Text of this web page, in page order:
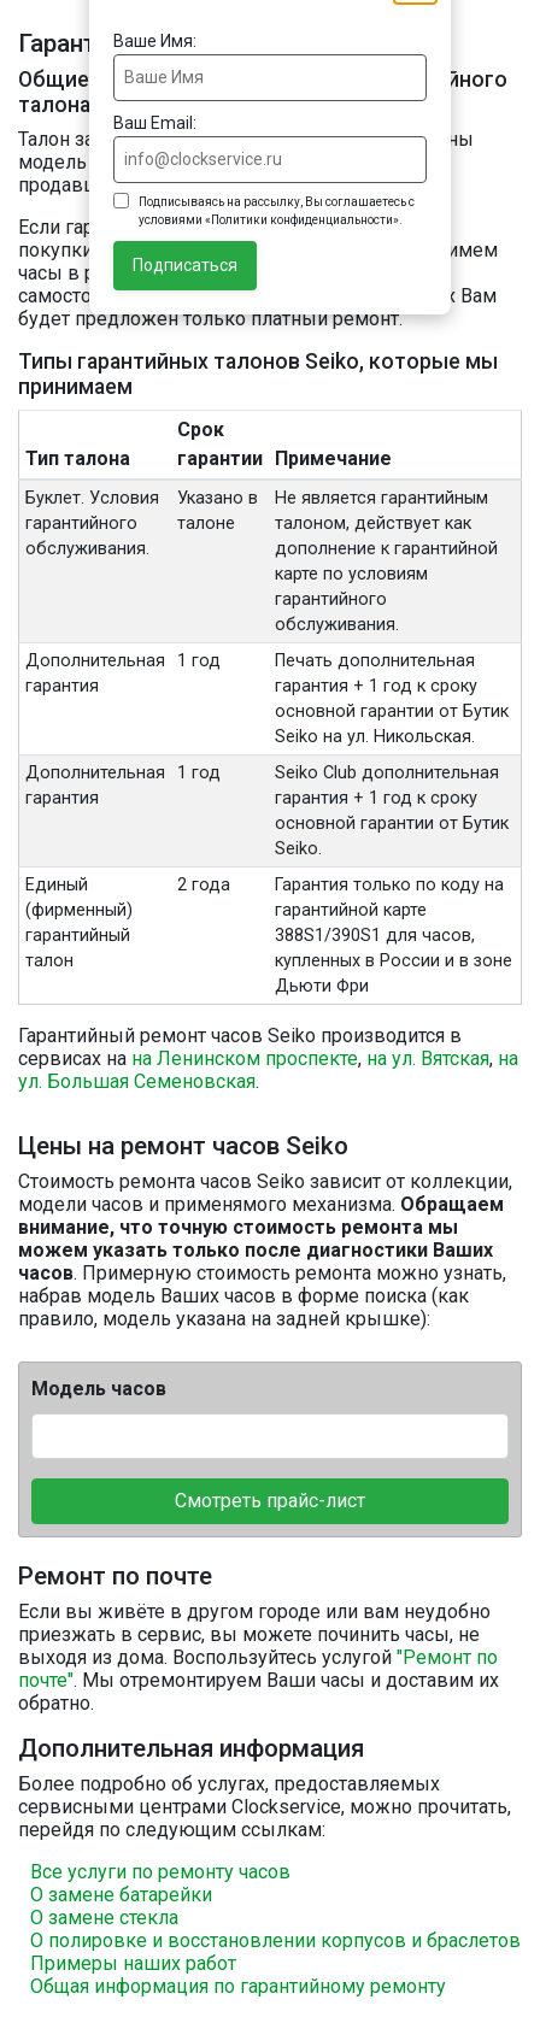
Ваше Имя:
Ваш Email:
Подписываясь на рассылку, Вы соглашаетесь с
условиями «Политики конфиденциальности».
Подписаться
Гарантийный ремонт часов Seiko
Общие требования к заполнению гарантийного
талона/инструкции/пластиковой карты
Талон заполнен корректно, если в талоне указаны
модель часов (референс), дата продажи, печать
продавца.
Если гарантия не заполнена, но есть чек с датой
покупки и референсом модели часов, то мы примем
часы в ремонт, заполнив гарантийный талон
самостоятельно. К сожалению, в других случаях Вам
будет предложен только платный ремонт.
Типы гарантийных талонов Seiko, которые мы
принимаем
Тип талона
Срок
гарантии Примечание
Буклет. Условия
гарантийного
обслуживания.
Указано в
талоне
Не является гарантийным
талоном, действует как
дополнение к гарантийной
карте по условиям
гарантийного
обслуживания.
Дополнительная
гарантия
1 год
Печать дополнительная
гарантия + 1 год к сроку
основной гарантии от Бутик
Seiko на ул. Никольская.
Дополнительная
гарантия
1 год
Seiko Club дополнительная
гарантия + 1 год к сроку
основной гарантии от Бутик
Seiko.
Единый
(фирменный)
гарантийный
талон
2 года
Гарантия только по коду на
гарантийной карте
388S1/390S1 для часов,
купленных в России и в зоне
Дьюти Фри
Гарантийный ремонт часов Seiko производится в
сервисах на на Ленинском проспекте, на ул. Вятская, на
ул. Большая Семеновская.
Цены на ремонт часов Seiko
Стоимость ремонта часов Seiko зависит от коллекции,
модели часов и применямого механизма. Обращаем
внимание, что точную стоимость ремонта мы
можем указать только после диагностики Ваших
часов. Примерную стоимость ремонта можно узнать,
набрав модель Ваших часов в форме поиска (как
правило, модель указана на задней крышке):
Модель часов
Смотреть прайс-лист
Ремонт по почте
Если вы живёте в другом городе или вам неудобно
приезжать в сервис, вы можете починить часы, не
выходя из дома. Воспользуйтесь услугой "Ремонт по
почте". Мы отремонтируем Ваши часы и доставим их
обратно.
Дополнительная информация
Более подробно об услугах, предоставляемых
сервисными центрами Clockservice, можно прочитать,
перейдя по следующим ссылкам:
Все услуги по ремонту часов
О замене батарейки
О замене стекла
О полировке и восстановлении корпусов и браслетов
Примеры наших работ
Общая информация по гарантийному ремонту